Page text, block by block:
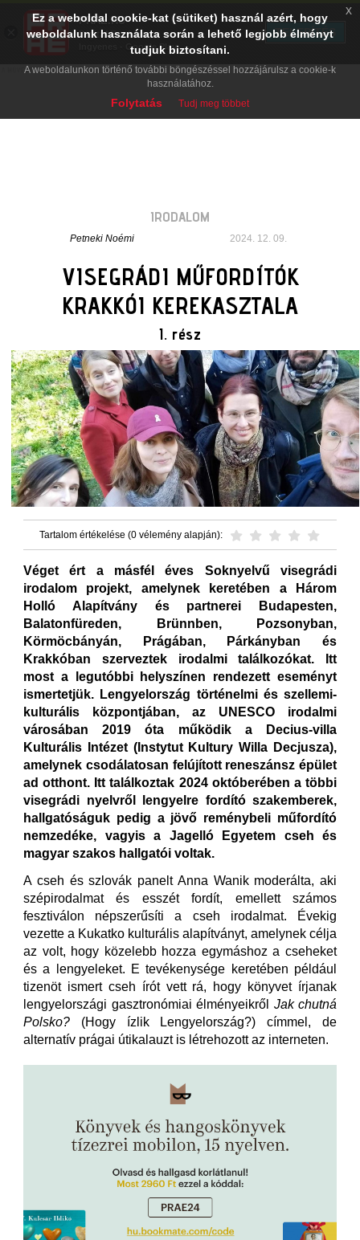
IRODALOM
Petneki Noémi 2024. 12. 09.
VISEGRÁDI MŰFORDÍTÓK
KRAKKÓI KEREKASZTALA
I. rész
Tartalom értékelése (0 vélemény alapján):
Véget ért a másfél éves Soknyelvű visegrádi
irodalom projekt, amelynek keretében a Három
Holló Alapítvány és partnerei Budapesten,
Balatonfüreden, Brünnben, Pozsonyban,
Körmöcbányán, Prágában, Párkányban és
Krakkóban szerveztek irodalmi találkozókat. Itt
most a legutóbbi helyszínen rendezett eseményt
ismertetjük. Lengyelország történelmi és szellemi-
kulturális központjában, az UNESCO irodalmi
városában 2019 óta működik a Decius-villa
Kulturális Intézet (Instytut Kultury Willa Decjusza),
amelynek csodálatosan felújított reneszánsz épület
ad otthont. Itt találkoztak 2024 októberében a többi
visegrádi nyelvről lengyelre fordító szakemberek,
hallgatóságuk pedig a jövő reménybeli műfordító
nemzedéke, vagyis a Jagelló Egyetem cseh és
magyar szakos hallgatói voltak.
A cseh és szlovák panelt Anna Wanik moderálta, aki
szépirodalmat és esszét fordít, emellett számos
fesztiválon népszerűsíti a cseh irodalmat. Évekig
vezette a Kukatko kulturális alapítványt, amelynek célja
az volt, hogy közelebb hozza egymáshoz a cseheket
és a lengyeleket. E tevékenysége keretében például
tizenöt ismert cseh írót vett rá, hogy könyvet írjanak
lengyelországi gasztronómiai élményeikről Jak chutná
Polsko? (Hogy ízlik Lengyelország?) címmel, de
alternatív prágai útikalauzt is létrehozott az interneten.
Ez a weboldal cookie-kat (sütiket) használ azért, hogy
weboldalunk használata során a lehető legjobb élményt
tudjuk biztosítani.
A weboldalunkon történő további böngészéssel hozzájárulsz a cookie-k
használatához.
Folytatás Tudj meg többet
x
PRAE.HU
Digital Evolution
Ingyenes - Google Play
TELEPÍTÉS